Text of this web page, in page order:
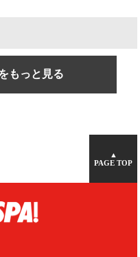
もっと見る
▲
PAGE TOP